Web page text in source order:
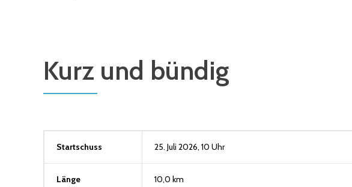
Kurz und bündig
Startschuss 25. Juli 2026, 10 Uhr
Länge 10,0 km